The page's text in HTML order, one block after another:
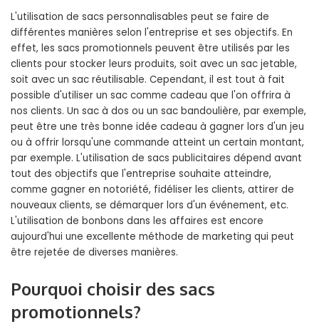
L'utilisation de sacs personnalisables peut se faire de
différentes manières selon l'entreprise et ses objectifs. En
effet, les sacs promotionnels peuvent être utilisés par les
clients pour stocker leurs produits, soit avec un sac jetable,
soit avec un sac réutilisable. Cependant, il est tout à fait
possible d'utiliser un sac comme cadeau que l'on offrira à
nos clients. Un sac à dos ou un sac bandoulière, par exemple,
peut être une très bonne idée cadeau à gagner lors d'un jeu
ou à offrir lorsqu'une commande atteint un certain montant,
par exemple. L'utilisation de sacs publicitaires dépend avant
tout des objectifs que l'entreprise souhaite atteindre,
comme gagner en notoriété, fidéliser les clients, attirer de
nouveaux clients, se démarquer lors d'un événement, etc.
L'utilisation de bonbons dans les affaires est encore
aujourd'hui une excellente méthode de marketing qui peut
être rejetée de diverses manières.
Pourquoi choisir des sacs
promotionnels?